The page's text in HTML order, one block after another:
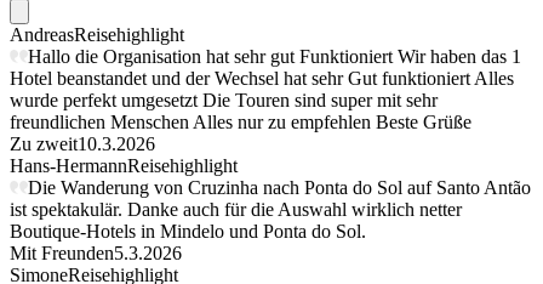
AndreasReisehighlight
Hallo die Organisation hat sehr gut Funktioniert Wir haben das 1
Hotel beanstandet und der Wechsel hat sehr Gut funktioniert Alles
wurde perfekt umgesetzt Die Touren sind super mit sehr
freundlichen Menschen Alles nur zu empfehlen Beste Grüße
Zu zweit10.3.2026
Hans-HermannReisehighlight
Die Wanderung von Cruzinha nach Ponta do Sol auf Santo Antão
ist spektakulär. Danke auch für die Auswahl wirklich netter
Boutique-Hotels in Mindelo und Ponta do Sol.
Mit Freunden5.3.2026
SimoneReisehighlight